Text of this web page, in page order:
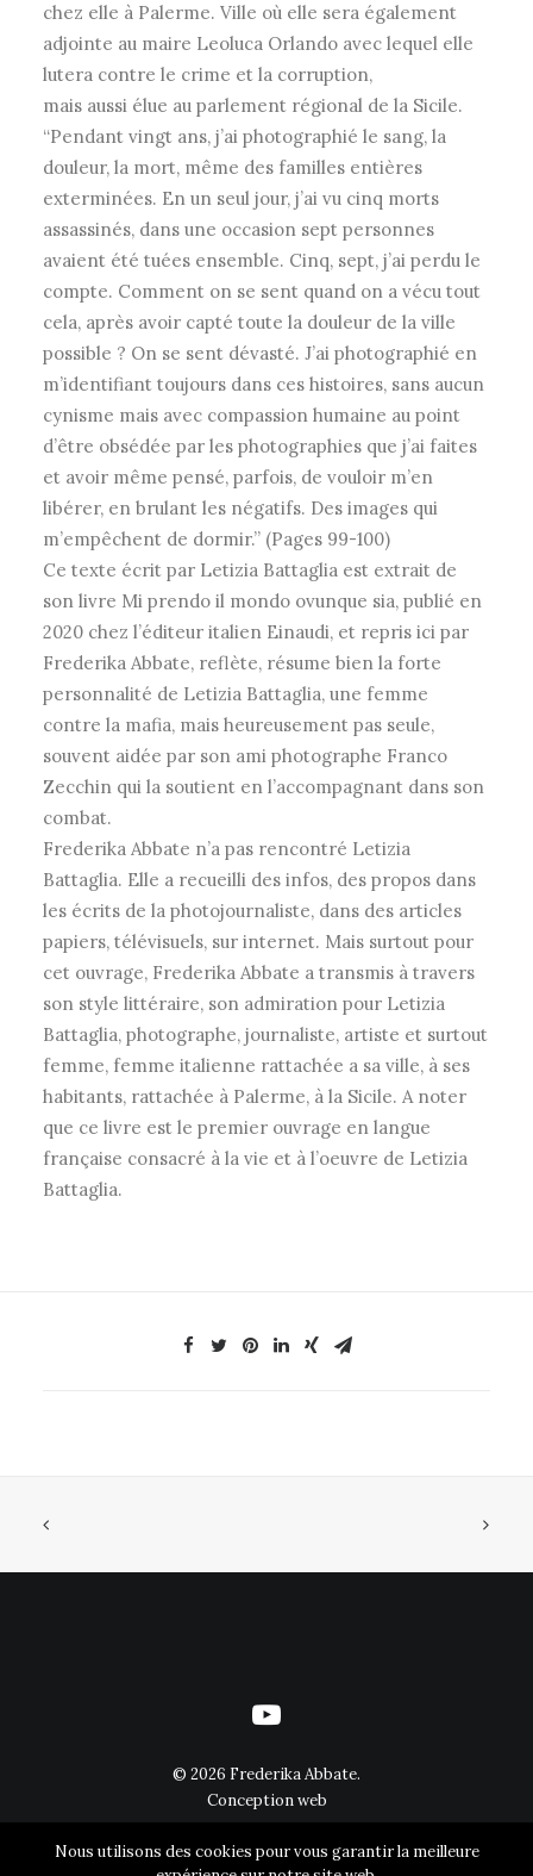
chez elle à Palerme. Ville où elle sera également
adjointe au maire Leoluca Orlando avec lequel elle
lutera contre le crime et la corruption,
mais aussi élue au parlement régional de la Sicile.
“Pendant vingt ans, j’ai photographié le sang, la
douleur, la mort, même des familles entières
exterminées. En un seul jour, j’ai vu cinq morts
assassinés, dans une occasion sept personnes
avaient été tuées ensemble. Cinq, sept, j’ai perdu le
compte. Comment on se sent quand on a vécu tout
cela, après avoir capté toute la douleur de la ville
possible ? On se sent dévasté. J’ai photographié en
m’identifiant toujours dans ces histoires, sans aucun
cynisme mais avec compassion humaine au point
d’être obsédée par les photographies que j’ai faites
et avoir même pensé, parfois, de vouloir m’en
libérer, en brulant les négatifs. Des images qui
m’empêchent de dormir.” (Pages 99-100)
Ce texte écrit par Letizia Battaglia est extrait de
son livre Mi prendo il mondo ovunque sia, publié en
2020 chez l’éditeur italien Einaudi, et repris ici par
Frederika Abbate, reflète, résume bien la forte
personnalité de Letizia Battaglia, une femme
contre la mafia, mais heureusement pas seule,
souvent aidée par son ami photographe Franco
Zecchin qui la soutient en l’accompagnant dans son
combat.
Frederika Abbate n’a pas rencontré Letizia
Battaglia. Elle a recueilli des infos, des propos dans
les écrits de la photojournaliste, dans des articles
papiers, télévisuels, sur internet. Mais surtout pour
cet ouvrage, Frederika Abbate a transmis à travers
son style littéraire, son admiration pour Letizia
Battaglia, photographe, journaliste, artiste et surtout
femme, femme italienne rattachée a sa ville, à ses
habitants, rattachée à Palerme, à la Sicile. A noter
que ce livre est le premier ouvrage en langue
française consacré à la vie et à l’oeuvre de Letizia
Battaglia.
© 2026 Frederika Abbate.
Conception web
Nous utilisons des cookies pour vous garantir la meilleure